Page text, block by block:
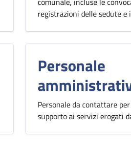
registrazioni delle sedute e
Personale
Personale da contattare
supporto ai servizi erogati